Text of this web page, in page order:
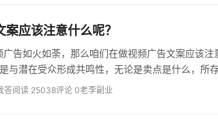
应该注意什么呢？
荼，那么咱们在做视频广告文案应该注意什么呢？ 广告联盟大事记站长认为
与潜在受众形成共鸣性，无论是卖点是什么，所
答阅读 25038评论 0老李副业